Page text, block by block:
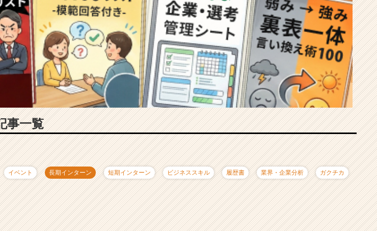
事一覧
イベント 長期インターン 短期インターン ビジネススキル 履歴書 業界・企業分析 ガクチカ